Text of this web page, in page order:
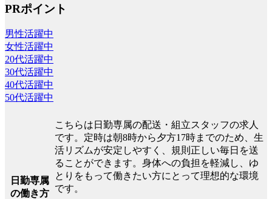
PRポイント
男性活躍中
女性活躍中
20代活躍中
30代活躍中
40代活躍中
50代活躍中
日勤専属
の働き方
こちらは日勤専属の配送・組立スタッフの求人
です。定時は朝8時から夕方17時までのため、生
活リズムが安定しやすく、規則正しい毎日を送
ることができます。身体への負担を軽減し、ゆ
とりをもって働きたい方にとって理想的な環境
です。